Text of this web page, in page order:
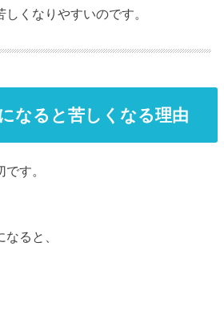
くなりやすいのです。
なると苦しくなる理由
す。
なると、